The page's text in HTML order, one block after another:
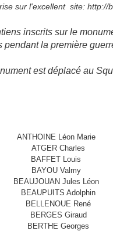
sur l'excellent site: http://
inscrits sur le
pendant la première
est déplacé au
ANTHOINE Léon Marie
ATGER Charles
BAFFET Louis
BAYOU Valmy
BEAUJOUAN Jules Léon
BEAUPUITS Adolphin
BELLENOUE René
BERGES Giraud
BERTHE Georges